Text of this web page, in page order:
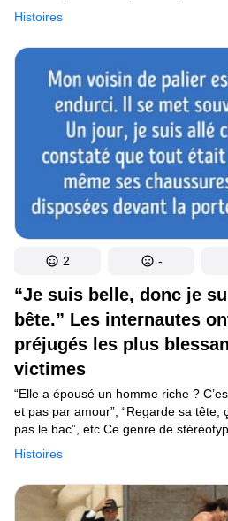
Histoires
absurdes. Dans de telles
le pouvoir te monte à la tête, et c’est
à certains personnages historiques.
a conduit à perdre leur raison. À cette
beaucoup de chance pour rester en
rencontrés.
“Je suis belle, donc je
bête.” Les internautes
préjugés les plus
victimes
Histoires
“Elle a épousé un homme riche ?
et pas par amour”, “Regarde sa tête,
pas le bac”, etc.Ce genre de
villes ou les nationalités ne sont pas
ont la vie dure et malheureusement,
dans notre subconscient. Sans
nous imaginent l’orientation sexuelle
hobbies ou ses capacités
2 -